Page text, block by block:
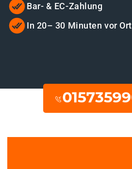
Bar- & EC-Zahlung
In 20– 30 Minuten vor Ort